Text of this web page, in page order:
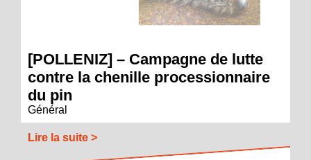
[POLLENIZ] – Campagne de lutte
contre la chenille processionnaire
du pin
Général
Lire la suite >